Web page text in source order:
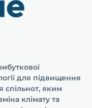
для підвищення
спільнот, яким
клімату та